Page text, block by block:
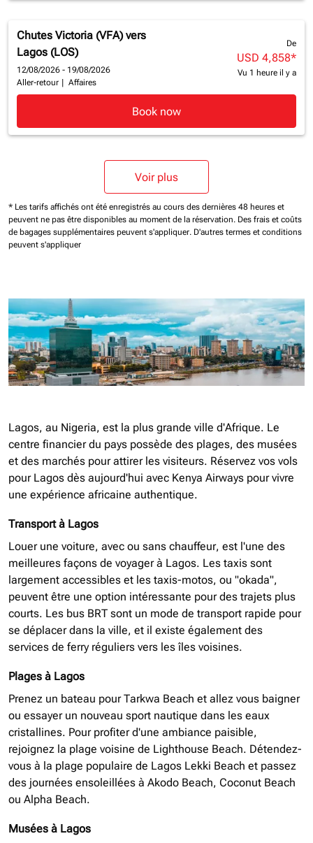
Chutes Victoria (VFA) vers
Lagos (LOS)
12/08/2026 - 19/08/2026
Aller-retour
Affaires
De
USD 4,858*
Vu 1 heure il y a
Book now
Voir plus
* Les tarifs affichés ont été enregistrés au cours des dernières 48 heures et
peuvent ne pas être disponibles au moment de la réservation. Des frais et coûts
de bagages supplémentaires peuvent s'appliquer. D'autres termes et conditions
peuvent s'appliquer
Lagos, au Nigeria, est la plus grande ville d'Afrique. Le
centre financier du pays possède des plages, des musées
et des marchés pour attirer les visiteurs. Réservez vos vols
pour Lagos dès aujourd'hui avec Kenya Airways pour vivre
une expérience africaine authentique.
Transport à Lagos
Louer une voiture, avec ou sans chauffeur, est l'une des
meilleures façons de voyager à Lagos. Les taxis sont
largement accessibles et les taxis-motos, ou "okada",
peuvent être une option intéressante pour des trajets plus
courts. Les bus BRT sont un mode de transport rapide pour
se déplacer dans la ville, et il existe également des
services de ferry réguliers vers les îles voisines.
Plages à Lagos
Prenez un bateau pour Tarkwa Beach et allez vous baigner
ou essayer un nouveau sport nautique dans les eaux
cristallines. Pour profiter d'une ambiance paisible,
rejoignez la plage voisine de Lighthouse Beach. Détendez-
vous à la plage populaire de Lagos Lekki Beach et passez
des journées ensoleillées à Akodo Beach, Coconut Beach
ou Alpha Beach.
Musées à Lagos